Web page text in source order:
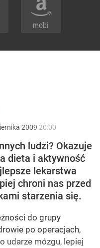
mobi
2009 20:00
ludzi? Okazuje
dieta i aktywność
lekarstwa
chroni nas przed
starzenia się.
do grupy
po operacjach,
udarze mózgu, lepiej